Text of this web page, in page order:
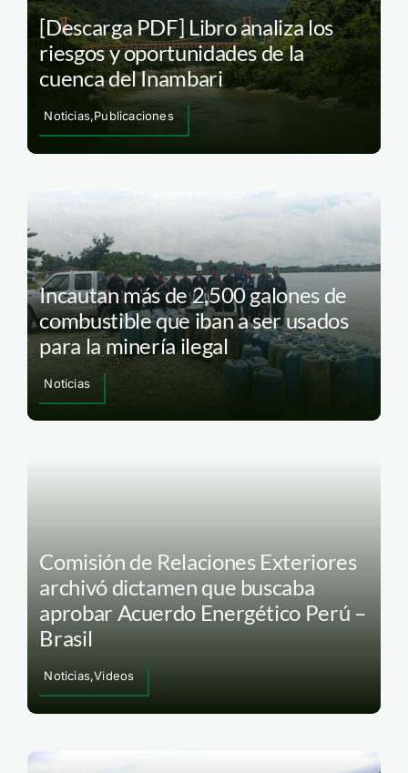
[Descarga PDF] Libro analiza los
riesgos y oportunidades de la
cuenca del Inambari
Noticias,Publicaciones
Incautan más de 2,500 galones de
combustible que iban a ser usados
para la minería ilegal
Noticias
Comisión de Relaciones Exteriores
archivó dictamen que buscaba
aprobar Acuerdo Energético Perú –
Brasil
Noticias,Videos